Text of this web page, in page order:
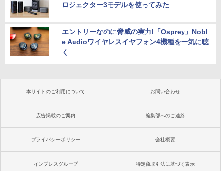
ロジェクター3モデルを使ってみた
エントリーなのに脅威の実力!「Osprey」Nobl
e Audioワイヤレスイヤフォン4機種を一気に聴
く
本サイトのご利用について お問い合わせ
広告掲載のご案内 編集部へのご連絡
プライバシーポリシー 会社概要
インプレスグループ 特定商取引法に基づく表示